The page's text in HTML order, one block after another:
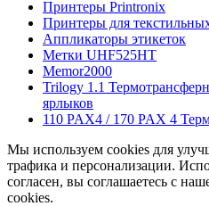
Принтеры Printronix
Принтеры для
Аппликаторы этикеток
Метки UHF525HT
Memor2000
Trilogy 1.1
ярлыков
110 PAX4 / 170 PAX 4
Мы используем cookies для
трафика и персонализации.
согласен, вы соглашаетесь с
cookies.